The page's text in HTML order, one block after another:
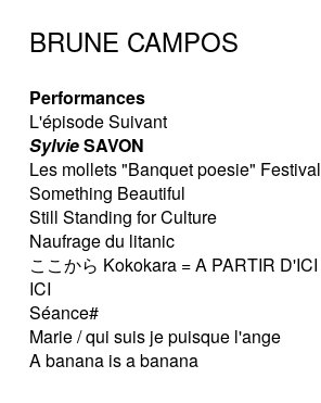
BRUNE CAMPOS
Performances
L'épisode Suivant
SylvieSAVON
Les mollets "Banquet poesie" Festival
Something Beautiful
Still Standing for Culture
Naufrage du litanic
ここから Kokokara = A PARTIR D'ICI
ICI
Séance#
Marie / qui suis je puisque l'ange
A banana is a banana